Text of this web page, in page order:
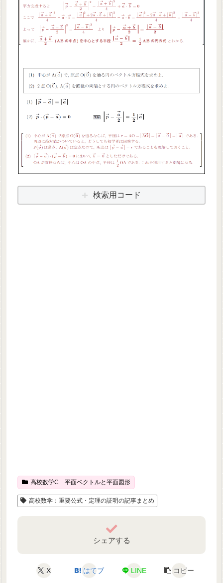
検索用コード
高校数学C 平面ベクトルと平面図形
高校数学：重要公式・定理の証明の記事まとめ
シェアする
X はてブ LINE コピー